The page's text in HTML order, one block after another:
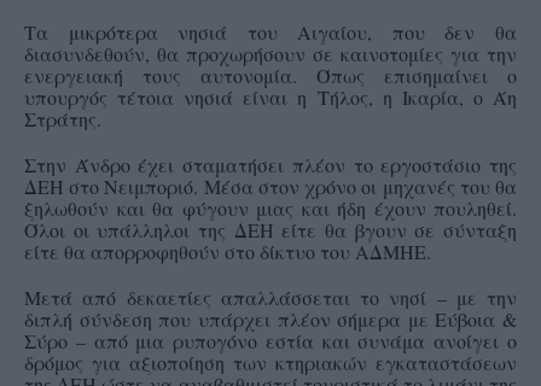
Τα μικρότερα νησιά του Αιγαίου, που δεν θα
διασυνδεθούν, θα προχωρήσουν σε καινοτομίες για την
ενεργειακή τους αυτονομία. Όπως επισημαίνει ο
υπουργός τέτοια νησιά είναι η Τήλος, η Ικαρία, ο Άη
Στράτης.
Στην Άνδρο έχει σταματήσει πλέον το εργοστάσιο της
ΔΕΗ στο Νειμποριό. Μέσα στον χρόνο οι μηχανές του θα
ξηλωθούν και θα φύγουν μιας και ήδη έχουν πουληθεί.
Όλοι οι υπάλληλοι της ΔΕΗ είτε θα βγουν σε σύνταξη
είτε θα απορροφηθούν στο δίκτυο του ΑΔΜΗΕ.
Μετά από δεκαετίες απαλλάσσεται το νησί – με την
διπλή σύνδεση που υπάρχει πλέον σήμερα με Εύβοια &
Σύρο – από μια ρυπογόνο εστία και συνάμα ανοίγει ο
δρόμος για αξιοποίηση των κτηριακών εγκαταστάσεων